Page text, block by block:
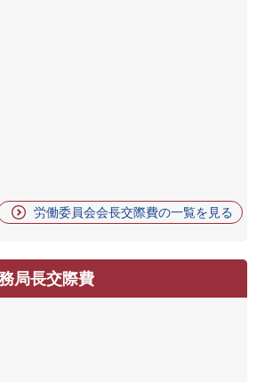
労働委員会会長交際費の一覧を見る
局長交際費